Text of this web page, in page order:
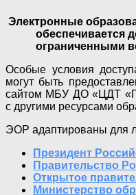
Электронные
обеспечивается
ограниченными
Особые условия
могут быть
сайтом МБУ ДО «ЦДТ
с другими ресурсами
ЭОР адаптированы для
Президент
Правительство
Открытое
Министерство